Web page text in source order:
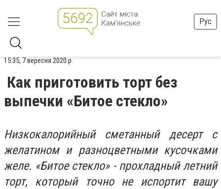
Рус
15:35, 7 вересня 2020 р.
Как приготовить торт без
выпечки «Битое стекло»
Низкокалорийный сметанный десерт с
желатином и разноцветными кусочками
желе. «Битое стекло» - прохладный летний
торт, который точно не испортит вашу